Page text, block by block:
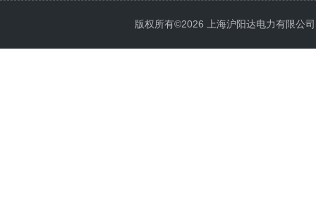
版权所有©2026 上海沪阳达电力有限公